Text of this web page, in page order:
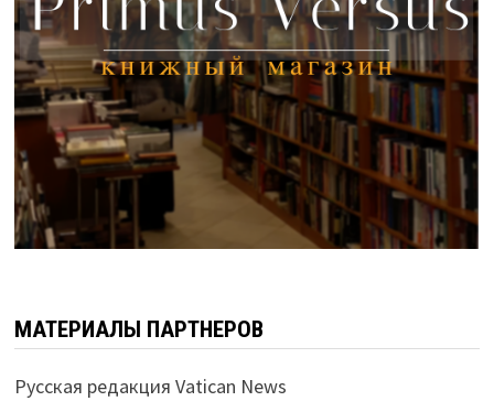
МАТЕРИАЛЫ ПАРТНЕРОВ
Русская редакция Vatican News